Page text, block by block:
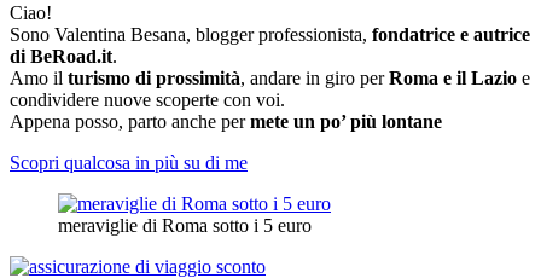
Ciao!
Sono Valentina Besana, blogger professionista, fondatrice e autrice
di BeRoad.it.
Amo il turismo di prossimità, andare in giro per Roma e il Lazio e
condividere nuove scoperte con voi.
Appena posso, parto anche per mete un po’ più lontane
Scopri qualcosa in più su di me
meraviglie di Roma sotto i 5 euro